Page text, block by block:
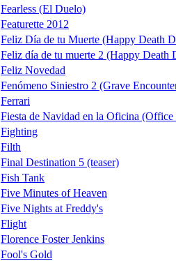
Fearless (El Duelo)
Featurette 2012
Feliz Día de tu Muerte (Happy Death
Feliz día de tu muerte 2 (Happy Death
Feliz Novedad
Fenómeno Siniestro 2 (Grave
Ferrari
Fiesta de Navidad en la Oficina (Office
Fighting
Filth
Final Destination 5 (teaser)
Fish Tank
Five Minutes of Heaven
Five Nights at Freddy's
Flight
Florence Foster Jenkins
Fool's Gold